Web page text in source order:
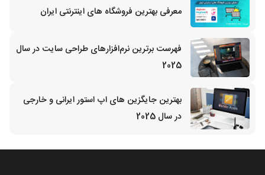
معرفی بهترین فروشگاه های اینترنتی ایران
فهرست برترین نرم‌افزارهای طراحی سایت در سال
2025
بهترین جایگزین‌ های اپ استور ایرانی و خارجی
در سال 2025